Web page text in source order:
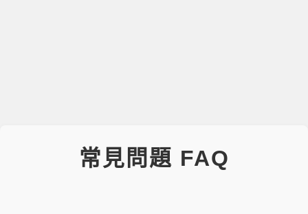
常見問題 FAQ